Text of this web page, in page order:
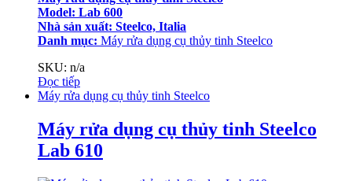
Model: Lab 600
Nhà sản xuất: Steelco, Italia
Danh mục: Máy rửa dụng cụ thủy tinh Steelco
SKU: n/a
Đọc tiếp
Máy rửa dụng cụ thủy tinh Steelco
Máy rửa dụng cụ thủy tinh Steelco
Lab 610